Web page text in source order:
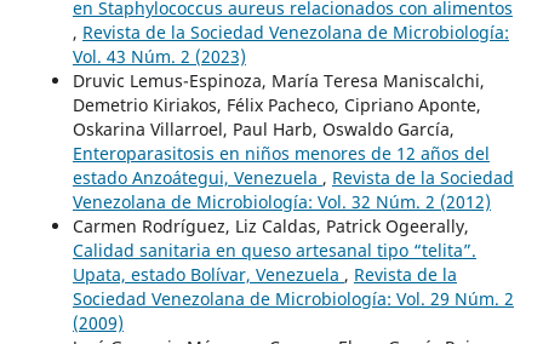
en Staphylococcus aureus relacionados con alimentos
, Revista de la Sociedad Venezolana de Microbiología:
Vol. 43 Núm. 2 (2023)
Druvic Lemus-Espinoza, María Teresa Maniscalchi,
Demetrio Kiriakos, Félix Pacheco, Cipriano Aponte,
Oskarina Villarroel, Paul Harb, Oswaldo García,
Enteroparasitosis en niños menores de 12 años del
estado Anzoátegui, Venezuela , Revista de la Sociedad
Venezolana de Microbiología: Vol. 32 Núm. 2 (2012)
Carmen Rodríguez, Liz Caldas, Patrick Ogeerally,
Calidad sanitaria en queso artesanal tipo “telita”.
Upata, estado Bolívar, Venezuela , Revista de la
Sociedad Venezolana de Microbiología: Vol. 29 Núm. 2
(2009)